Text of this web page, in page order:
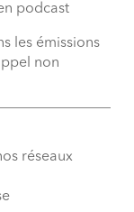
podcast
les émissions
non
réseaux